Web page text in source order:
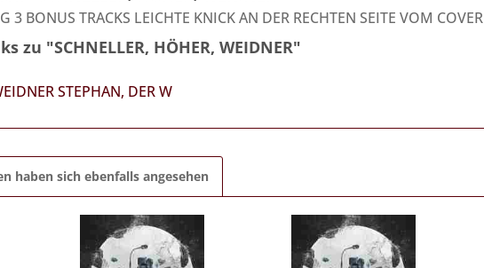
BONUS TRACKS LEICHTE KNICK AN DER RECHTEN SEITE VOM COVER
"SCHNELLER, HÖHER, WEIDNER"
STEPHAN, DER W
haben sich ebenfalls angesehen